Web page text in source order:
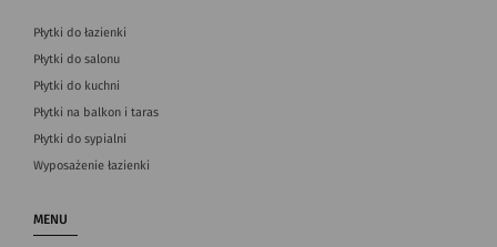
Płytki do łazienki
Płytki do salonu
Płytki do kuchni
Płytki na balkon i taras
Płytki do sypialni
Wyposażenie łazienki
MENU